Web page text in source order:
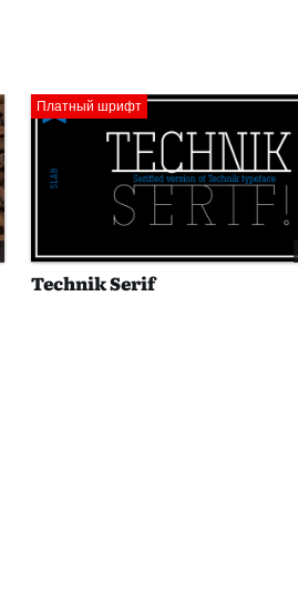
Платный шрифт
Technik Serif